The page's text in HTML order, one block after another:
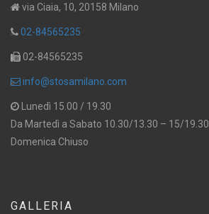
via Ciaia, 10, 20158 Milano
02-84565235
02-84565235
info@stosamilano.com
Lunedì 15.00 / 19.30
Da Martedì a Sabato 10.30/13.30 – 15/19.30
Domenica Chiuso
GALLERIA